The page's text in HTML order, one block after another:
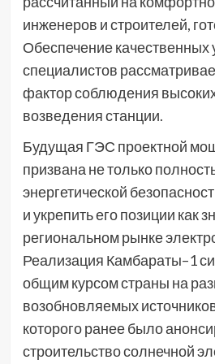
инженеров и строителей,
Обеспечение качественных
специалистов
фактор соблюдения
возведения станции.
Будущая ГЭС проектной
призвана не только
энергетической
и укрепить его позиции как
региональном рынке
Реализация Камбараты–1
общим курсом страны на
возобновляемых
которого ранее было
строительство солнечной